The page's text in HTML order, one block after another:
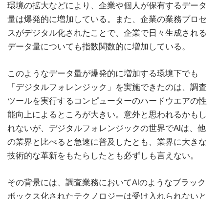
環境の拡大などにより、企業や個人が保有するデータ
量は爆発的に増加している。また、企業の業務プロセ
スがデジタル化されたことで、企業で日々生成される
データ量についても指数関数的に増加している。
このようなデータ量が爆発的に増加する環境下でも
「デジタルフォレンジック」を実施できたのは、調査
ツールを実行するコンピューターのハードウエアの性
能向上によるところが大きい。意外と思われるかもし
れないが、デジタルフォレンジックの世界でAIは、他
の業界と比べると急速に普及したとも、業界に大きな
技術的な革新をもたらしたとも必ずしも言えない。
その背景には、調査業務においてAIのようなブラック
ボックス化されたテクノロジーは受け入れられないと